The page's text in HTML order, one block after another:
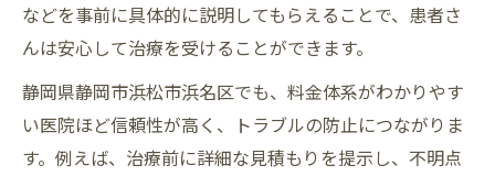
などを事前に具体的に説明してもらえることで、患者さ
んは安心して治療を受けることができます。
静岡県静岡市浜松市浜名区でも、料金体系がわかりやす
い医院ほど信頼性が高く、トラブルの防止につながりま
す。例えば、治療前に詳細な見積もりを提示し、不明点